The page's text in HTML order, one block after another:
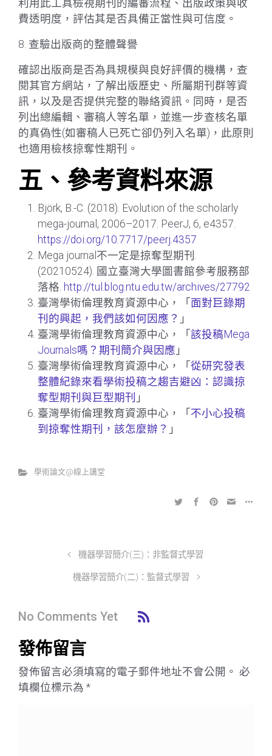
利用此工具檢視期刊的編審流程、出版政策與收
費透明度，評估其是否具備正當性與可信度。
8. 查驗出版商的整體聲譽
確認出版商是否為具規模與良好評價的機構，查
閱其官方網站，了解出版歷史、所屬期刊群等資
訊，以及是否提供完整的聯絡資訊。同時，是否
列出總編輯、審稿人等名單，並進一步查核名單
的真偽性(如審稿人已死亡卻仍列入名單)，此原則
也適用檢核掠奪性期刊。
五、參考資料來源
Björk, B.-C. (2018). Evolution of the scholarly
mega-journal, 2006–2017. PeerJ, 6, e4357.
https://doi.org/10.7717/peerj.4357
Mega journal不一定是掠奪型期刊.
(20210524). 國立臺灣大學圖書館參考服務部
落格. http://tul.blog.ntu.edu.tw/archives/27792
臺灣學術倫理教育資源中心，「 面對巨錄期
刊的興起，我們該如何因應？ 」
臺灣學術倫理教育資源中心，「 該投稿Mega
Journals嗎？期刊簡介與因應 」
臺灣學術倫理教育資源中心，「 從研究發表
整體紀錄來看學術投稿之趨吉避凶：認識掠
奪型期刊與巨型期刊 」
臺灣學術倫理教育資源中心，「 不小心投稿
到掠奪性期刊，該怎麼辦？ 」
學術論文@線上講堂
機器學習簡介(三)：非監督式學習
機器學習簡介(二)：監督式學習
No Comments Yet
發佈留言
發佈留言必須填寫的電子郵件地址不會公開。 必
填欄位標示為 *